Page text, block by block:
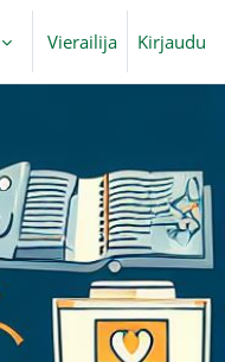
Vierailija Kirjaudu